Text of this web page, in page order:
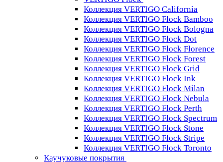
Коллекция VERTIGO California
Коллекция VERTIGO Flock Bamboo
Коллекция VERTIGO Flock Bologna
Коллекция VERTIGO Flock Dot
Коллекция VERTIGO Flock Florence
Коллекция VERTIGO Flock Forest
Коллекция VERTIGO Flock Grid
Коллекция VERTIGO Flock Ink
Коллекция VERTIGO Flock Milan
Коллекция VERTIGO Flock Nebula
Коллекция VERTIGO Flock Perth
Коллекция VERTIGO Flock Spectrum
Коллекция VERTIGO Flock Stone
Коллекция VERTIGO Flock Stripe
Коллекция VERTIGO Flock Toronto
Каучуковые покрытия